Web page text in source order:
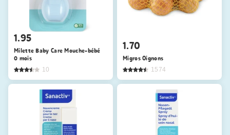
1.95
Milette Baby Care Mouche-bébé
0 mois
10
1.70
Migros Oignons
1574